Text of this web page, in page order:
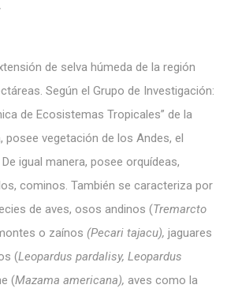
de selva húmeda de la región
Según el Grupo de Investigación:
de Ecosistemas Tropicales” de la
posee vegetación de los Andes, el
igual manera, posee orquídeas,
cominos. También se caracteriza por
de aves, osos andinos (Tremarcto
o zaínos (Pecari tajacu), jaguares
(Leopardus pardalisy, Leopardus
(Mazama americana), aves como la